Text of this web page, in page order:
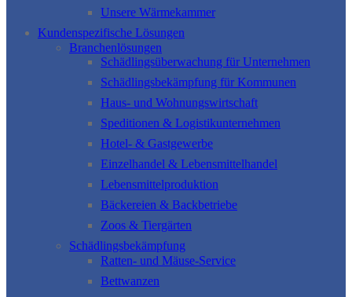
Unsere Wärmekammer
Kundenspezifische Lösungen
Branchenlösungen
Schädlingsüberwachung für Unternehmen
Schädlingsbekämpfung für Kommunen
Haus- und Wohnungswirtschaft
Speditionen & Logistikunternehmen
Hotel- & Gastgewerbe
Einzelhandel & Lebensmittelhandel
Lebensmittelproduktion
Bäckereien & Backbetriebe
Zoos & Tiergärten
Schädlingsbekämpfung
Ratten- und Mäuse-Service
Bettwanzen